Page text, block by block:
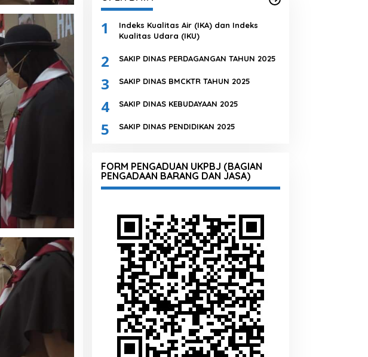
1
Indeks Kualitas Air (IKA) dan Indeks
Kualitas Udara (IKU)
2 SAKIP DINAS PERDAGANGAN TAHUN 2025
3 SAKIP DINAS BMCKTR TAHUN 2025
4 SAKIP DINAS KEBUDAYAAN 2025
5 SAKIP DINAS PENDIDIKAN 2025
FORM PENGADUAN UKPBJ (BAGIAN
PENGADAAN BARANG DAN JASA)